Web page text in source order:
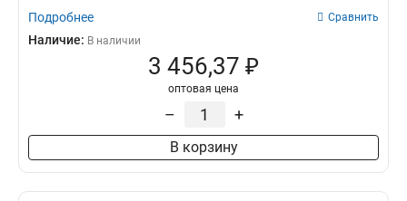
Подробнее Сравнить
Наличие: В наличии
3 456,37 ₽
оптовая цена
– +
В корзину